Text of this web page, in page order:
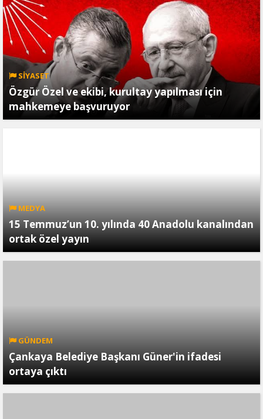
SİYASET
Özgür Özel ve ekibi, kurultay yapılması için
mahkemeye başvuruyor
MEDYA
15 Temmuz’un 10. yılında 40 Anadolu kanalından
ortak özel yayın
GÜNDEM
Çankaya Belediye Başkanı Güner'in ifadesi
ortaya çıktı